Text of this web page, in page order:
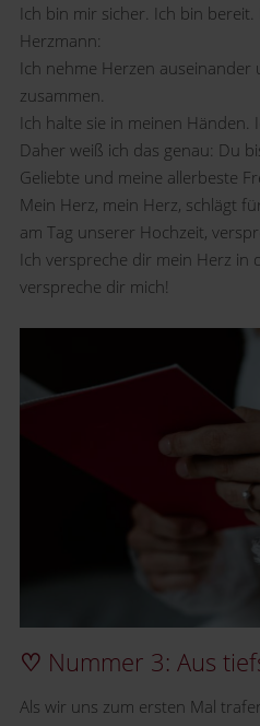
Ich bin mir sicher. Ich bin bereit.
Herzmann:
Ich nehme Herzen auseinander
zusammen.
Ich halte sie in meinen Händen.
Daher weiß ich das genau: Du
Geliebte und meine allerbeste
Mein Herz, mein Herz, schlägt
am Tag unserer Hochzeit,
Ich verspreche dir mein Herz in
verspreche dir mich!
♡ Nummer 3: Aus
Als wir uns zum ersten Mal